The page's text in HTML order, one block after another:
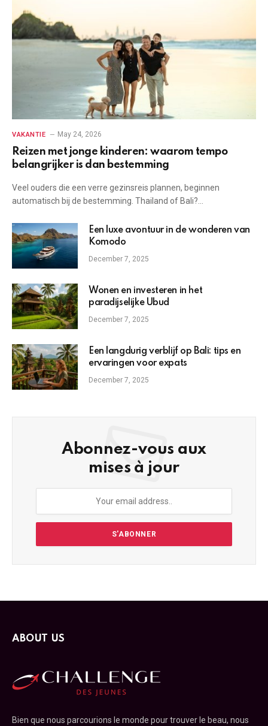
VAKANTIE May 24, 2026
Reizen met jonge kinderen: waarom tempo
belangrijker is dan bestemming
Veel ouders die een verre gezinsreis plannen, beginnen
automatisch bij de bestemming. Thailand of Bali?…
Een luxe avontuur in de wonderen van
Komodo
December 7, 2025
Wonen en investeren in het
paradijselijke Ubud
December 7, 2025
Een langdurig verblijf op Bali: tips en
ervaringen voor expats
December 7, 2025
Abonnez-vous aux
mises à jour
ABOUT US
Bien que nous parcourions le monde pour trouver le beau, nous